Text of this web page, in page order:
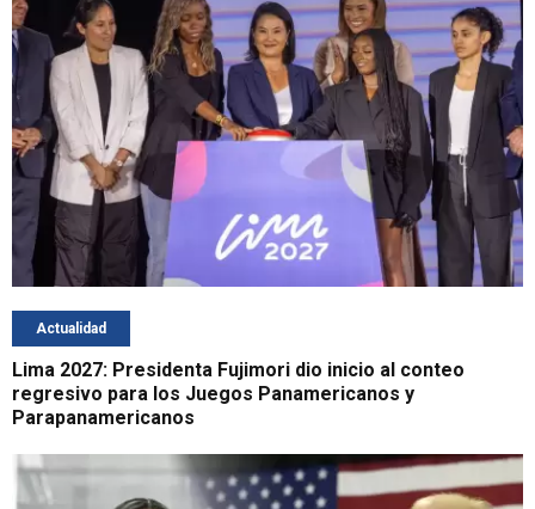
Actualidad
Lima 2027: Presidenta Fujimori dio inicio al conteo
regresivo para los Juegos Panamericanos y
Parapanamericanos